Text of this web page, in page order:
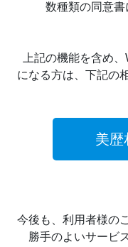
数種類の同意書
上記の機能を含め
になる方は、下記の
美歴
今後も、利用者様の
勝手のよいサービ